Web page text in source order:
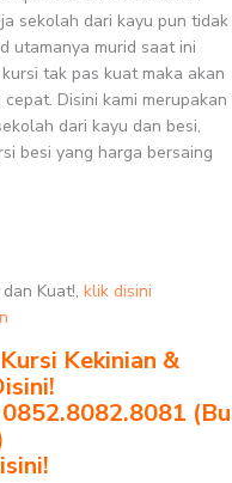
sekolah dari kayu pun tidak
utamanya murid saat ini
tak pas kuat maka akan
Disini kami merupakan
dari kayu dan besi,
besi yang harga bersaing
Kuat!, klik disini
Kekinian &
(Bu